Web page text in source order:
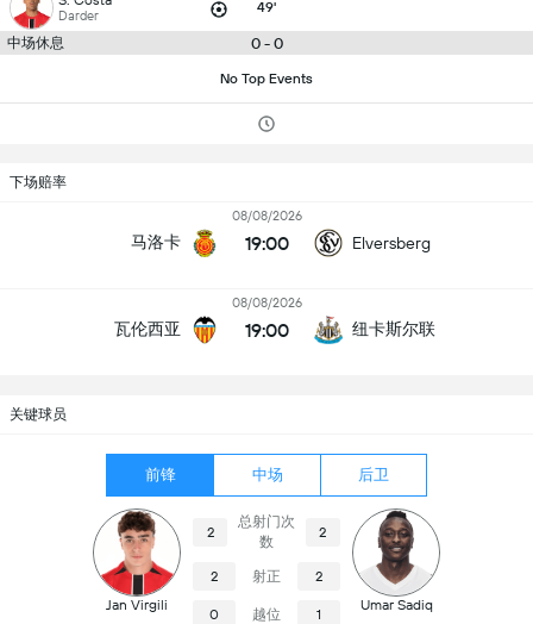
Darder 49'
中场休息 0 - 0
No Top Events
下场赔率
马洛卡
08/08/2026
19:00 Elversberg
瓦伦西亚
08/08/2026
19:00 纽卡斯尔联
关键球员
前锋 中场 后卫
Jan Virgili
2
总射门次
数
2
2 射正 2
0 越位 1
Umar Sadiq